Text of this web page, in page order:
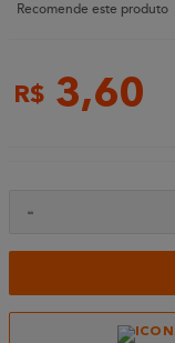
Recomende este produto
R$ 3,60
-